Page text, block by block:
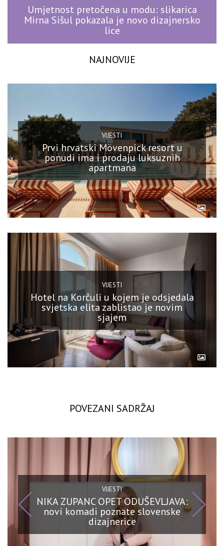
Umjetnost pretočena u modu: slikarica
Mirna Sišul pokazala je novo dizajnersko
lice
NAJNOVIJE
VIJESTI
Prvi hrvatski Mövenpick resort u
ponudi ima i prodaju luksuznih
apartmana
VIJESTI
Hotel na Korčuli u kojem je odsjedala
svjetska elita zablistao je novim
sjajem
POVEZANI SADRŽAJ
VIJESTI
NIKA ZUPANC OPET ODUŠEVLJAVA:
novi komadi poznate slovenske
dizajnerice